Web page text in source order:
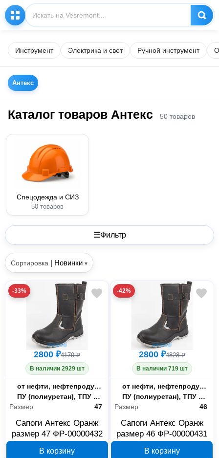
Инструмент Электрика и свет Ручной инструмент
Антекс
Каталог товаров Антекс 50 товаров
Спецодежда и СИЗ
50 товаров
☰Фильтр
Сортировка | Новинки ▾
-33%
2800 ₽4179 ₽
В наличии 2929 шт
Защитные свойства
от нефти, нефтепродуктов, защита от ударов в носочной части, механических воздействий, растворов КЩС до 20% и общих производственных загрязнений
Материал подошвы
ПУ (полиуретан), ТПУ (термопластичный полиуретан)
Размер
47
Сапоги Антекс Оранж
размер 47 ФР-00000432
В корзину
-42%
2800 ₽4828 ₽
В наличии 719 шт
Защитные свойства
от нефти, нефтепродуктов, защита от ударов в носочной части, механических воздействий, растворов КЩС до 20% и общих производственных загрязнений
Материал подошвы
ПУ (полиуретан), ТПУ (термопластичный полиуретан)
Размер
46
Сапоги Антекс Оранж
размер 46 ФР-00000431
В корзину